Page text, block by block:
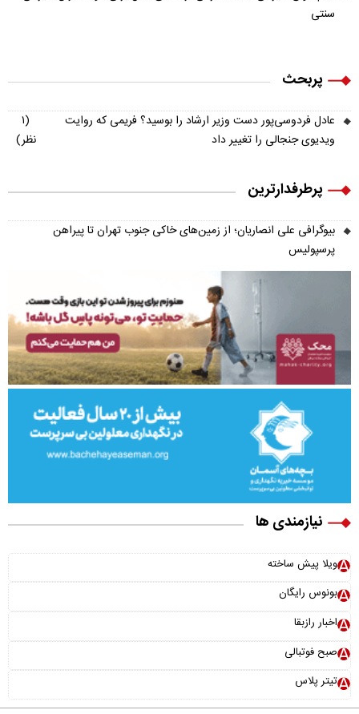
سنتی
پربحث
عادل فردوسی‌پور دست وزیر ارشاد را بوسید؟ فریمی که روایت
ویدیوی جنجالی را تغییر داد
(۱
نظر)
پرطرفدارترین
بیوگرافی علی انصاریان؛ از زمین‌های خاکی جنوب تهران تا پیراهن
پرسپولیس
نیازمندی ها
ویلا پیش ساخته
بونوس رایگان
اخبار رازبقا
صبح فوتبالی
تیتر پلاس